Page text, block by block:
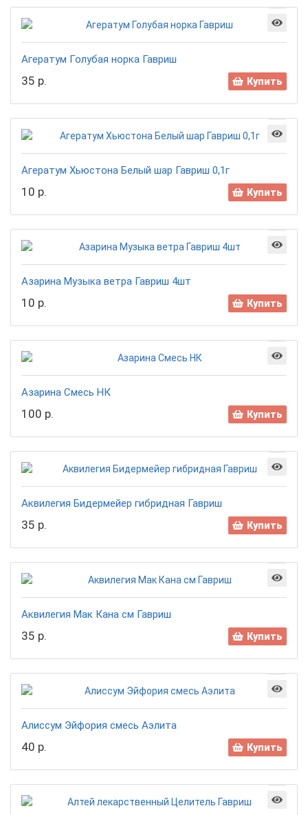
Агератум Голубая норка Гавриш
35 р. Купить
Агератум Хьюстона Белый шар Гавриш 0,1г
10 р. Купить
Азарина Музыка ветра Гавриш 4шт
10 р. Купить
Азарина Смесь НК
100 р. Купить
Аквилегия Бидермейер гибридная Гавриш
35 р. Купить
Аквилегия Мак Кана см Гавриш
35 р. Купить
Алиссум Эйфория смесь Аэлита
40 р. Купить